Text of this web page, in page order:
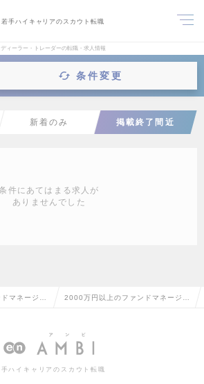
若手ハイキャリアのスカウト転職
ィーラー・トレーダーの転職・求人情報
条件変更
新着のみ 掲載終了間近
件にあてはまる求人が
ありませんでした
マネージャ
ー
2000万円以上のファンドマネージャ
職・求人情報一覧
手ハイキャリアのスカウト転職